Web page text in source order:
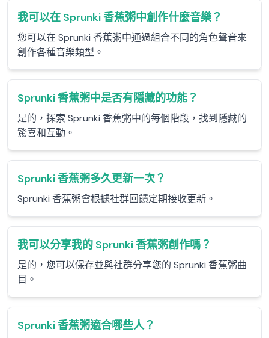
我可以在 Sprunki 香蕉粥中創作什麼音樂？
您可以在 Sprunki 香蕉粥中通過組合不同的角色聲音來
創作各種音樂類型。
Sprunki 香蕉粥中是否有隱藏的功能？
是的，探索 Sprunki 香蕉粥中的每個階段，找到隱藏的
驚喜和互動。
Sprunki 香蕉粥多久更新一次？
Sprunki 香蕉粥會根據社群回饋定期接收更新。
我可以分享我的 Sprunki 香蕉粥創作嗎？
是的，您可以保存並與社群分享您的 Sprunki 香蕉粥曲
目。
Sprunki 香蕉粥適合哪些人？